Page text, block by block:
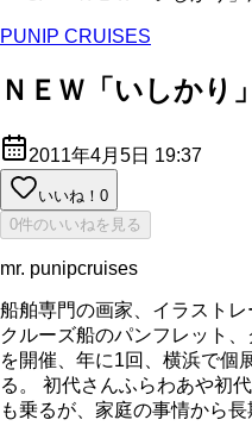
PUNIP CRUISES
ＮＥＷ「いしか
2011年4月5日 19:37
いいね！ 0
0件のいいねを見る
mr. punipcruises
船舶専門の画家、イラスト
クルーズ船のパンフレット
を開催、年に1回、横浜で個
る。 初代さんふらわあや初
も乗るが、家庭の事情から